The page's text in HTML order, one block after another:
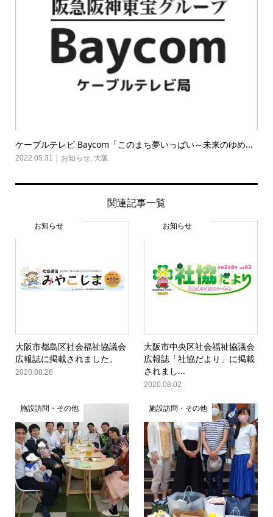
ケーブルテレビ Baycom「このまち夢いっぱい～未来のゆめ...
2022.05.31 お知らせ, 大阪
関連記事一覧
お知らせ
大阪市都島区社会福祉協議会
広報誌に掲載されました。
2020.08.26
お知らせ
大阪市中央区社会福祉協議会
広報誌「社協だより」に掲載
されまし...
2020.08.02
施設訪問・その他 施設訪問・その他